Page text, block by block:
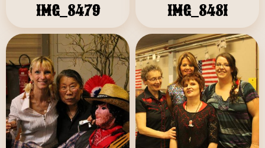
IMG_8479 IMG_8481